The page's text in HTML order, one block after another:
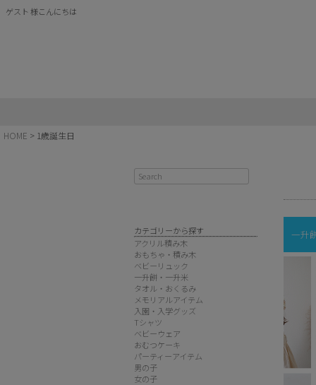
ゲスト 様こんにちは
HOME 1歳誕生日
カテゴリーから探す
アクリル積み木
おもちゃ・積み木
ベビーリュック
一升餅・一升米
タオル・おくるみ
メモリアルアイテム
入園・入学グッズ
Tシャツ
ベビーウェア
おむつケーキ
パーティーアイテム
男の子
女の子
一升